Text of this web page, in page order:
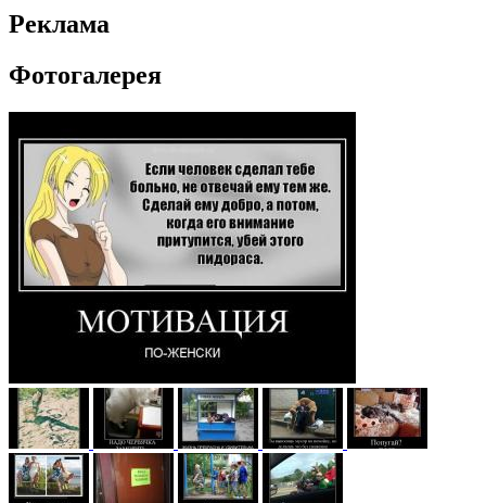
Реклама
Фотогалерея